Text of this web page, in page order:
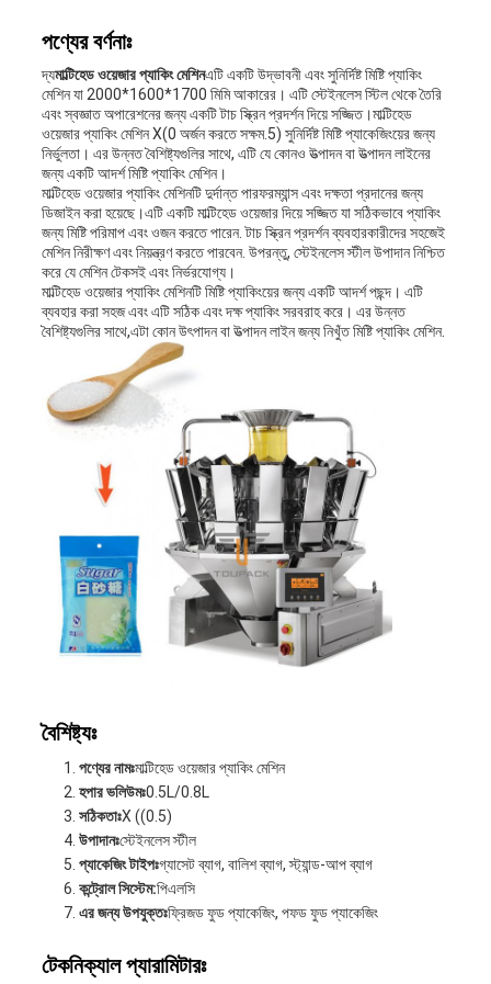
পণ্যের বর্ণনাঃ
দ্যমাল্টিহেড ওয়েজার প্যাকিং মেশিনএটি একটি উদ্ভাবনী এবং সুনির্দিষ্ট মিষ্টি প্যাকিং
মেশিন যা 2000*1600*1700 মিমি আকারের। এটি স্টেইনলেস স্টিল থেকে তৈরি
এবং স্বজ্ঞাত অপারেশনের জন্য একটি টাচ স্ক্রিন প্রদর্শন দিয়ে সজ্জিত।মাল্টিহেড
ওয়েজার প্যাকিং মেশিন X(0 অর্জন করতে সক্ষম.5) সুনির্দিষ্ট মিষ্টি প্যাকেজিংয়ের জন্য
নির্ভুলতা। এর উন্নত বৈশিষ্ট্যগুলির সাথে, এটি যে কোনও উত্পাদন বা উত্পাদন লাইনের
জন্য একটি আদর্শ মিষ্টি প্যাকিং মেশিন।
মাল্টিহেড ওয়েজার প্যাকিং মেশিনটি দুর্দান্ত পারফরম্যান্স এবং দক্ষতা প্রদানের জন্য
ডিজাইন করা হয়েছে।এটি একটি মাল্টিহেড ওয়েজার দিয়ে সজ্জিত যা সঠিকভাবে প্যাকিং
জন্য মিষ্টি পরিমাপ এবং ওজন করতে পারেন. টাচ স্ক্রিন প্রদর্শন ব্যবহারকারীদের সহজেই
মেশিন নিরীক্ষণ এবং নিয়ন্ত্রণ করতে পারবেন. উপরন্তু, স্টেইনলেস স্টীল উপাদান নিশ্চিত
করে যে মেশিন টেকসই এবং নির্ভরযোগ্য।
মাল্টিহেড ওয়েজার প্যাকিং মেশিনটি মিষ্টি প্যাকিংয়ের জন্য একটি আদর্শ পছন্দ। এটি
ব্যবহার করা সহজ এবং এটি সঠিক এবং দক্ষ প্যাকিং সরবরাহ করে। এর উন্নত
বৈশিষ্ট্যগুলির সাথে,এটা কোন উৎপাদন বা উত্পাদন লাইন জন্য নিখুঁত মিষ্টি প্যাকিং মেশিন.
বৈশিষ্ট্যঃ
পণ্যের নামঃমাল্টিহেড ওয়েজার প্যাকিং মেশিন
হপার ভলিউমঃ0.5L/0.8L
সঠিকতাঃX ((0.5)
উপাদানঃস্টেইনলেস স্টীল
প্যাকেজিং টাইপঃগ্যাসেট ব্যাগ, বালিশ ব্যাগ, স্ট্যান্ড-আপ ব্যাগ
কন্ট্রোল সিস্টেম:পিএলসি
এর জন্য উপযুক্তঃফ্রিজড ফুড প্যাকেজিং, পফড ফুড প্যাকেজিং
টেকনিক্যাল প্যারামিটারঃ